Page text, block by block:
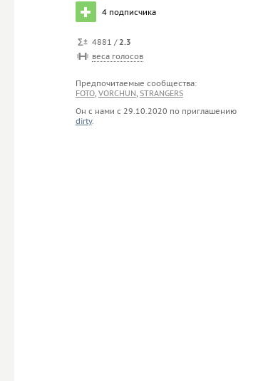
4 подписчика
4881 /2.3
веса голосов
Предпочитаемые сообщества:
FOTO, VORCHUN, STRANGERS
Он с нами с 29.10.2020 по приглашению
dirty.